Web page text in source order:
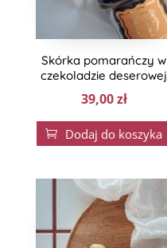
Skórka pomarańczy w
czekoladzie deserowej
39,00zł
 Dodaj do koszyka